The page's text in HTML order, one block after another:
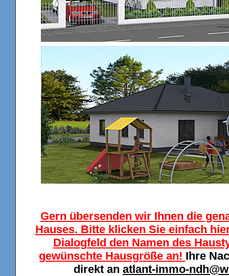
Gern übersenden wir Ihnen die
Hauses. Bitte klicken Sie einfach
Dialogfeld den Namen des
gewünschte Hausgröße an! Ihre
direkt an atlant-immo-